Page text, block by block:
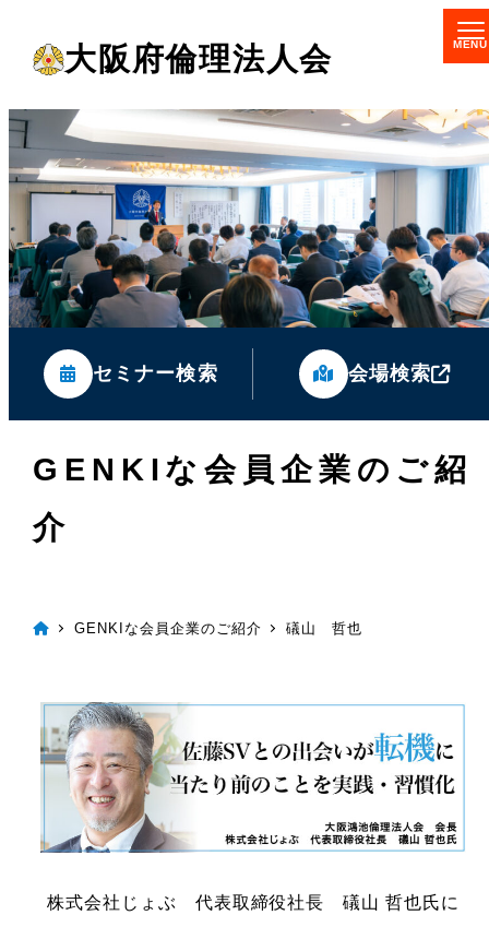
コ
ン
テ
ン
ツ
へ
大阪府倫理法人会
セミナー検索 会場検索
GENKIな会員企業のご紹
介
GENKIな会員企業のご紹介 礒山 哲也
株式会社じょぶ 代表取締役社長 礒山 哲也氏に